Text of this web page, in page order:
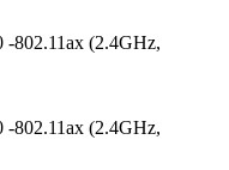
-802.11ax (2.4GHz,
-802.11ax (2.4GHz,